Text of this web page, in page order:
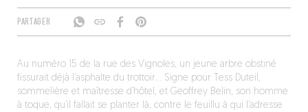
PARTAGER
Au numéro 15 de la rue des Vignoles, un jeune arbre obstiné
fissurait déjà l’asphalte du trottoir… Signe pour Tess Duteil,
sommelière et maîtresse d’hôtel, et Geoffrey Belin, son homme
à toque, qu’il fallait se planter là, contre le feuillu à qui l’adresse